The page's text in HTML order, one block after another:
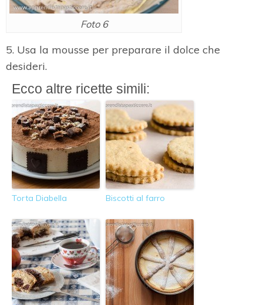
Foto 6
5. Usa la mousse per preparare il dolce che
desideri.
Ecco altre ricette simili:
Torta Diabella Biscotti al farro